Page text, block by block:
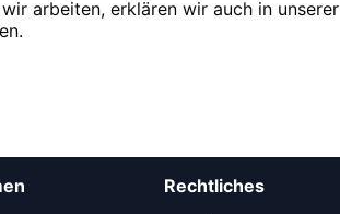
arbeiten, erklären wir auch in unserer
Rechtliches